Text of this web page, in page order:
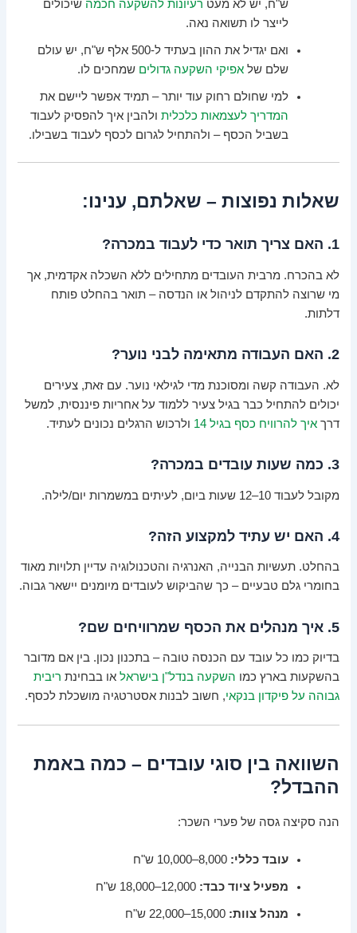
ש"ח, יש לא מעט רעיונות להשקעה חכמה שיכולים
לייצר לו תשואה נאה.
ואם יגדיל את ההון בעתיד ל-500 אלף ש"ח, יש עולם
שלם שלאפיקי השקעה גדולים שמחכים לו.
למי שחולם רחוק עוד יותר – תמיד אפשר ליישם את
המדריך לעצמאות כלכלית ולהבין איך להפסיק לעבוד
בשביל הכסף – ולהתחיל לגרום לכסף לעבוד בשבילו.
שאלות נפוצות – שאלתם, ענינו:
1. האם צריך תואר כדי לעבוד במכרה?
לא בהכרח. מרבית העובדים מתחילים ללא השכלה אקדמית, אך
מי שרוצה להתקדם לניהול או הנדסה – תואר בהחלט פותח
דלתות.
2. האם העבודה מתאימה לבני נוער?
לא. העבודה קשה ומסוכנת מדי לגילאי נוער. עם זאת, צעירים
יכולים להתחיל כבר בגיל צעיר ללמוד על אחריות פיננסית, למשל
דרךאיך להרוויח כסף בגיל 14 ולרכוש הרגלים נכונים לעתיד.
3. כמה שעות עובדים במכרה?
מקובל לעבוד 10–12 שעות ביום, לעיתים במשמרות יום/לילה.
4. האם יש עתיד למקצוע הזה?
בהחלט. תעשיות הבנייה, האנרגיה והטכנולוגיה עדיין תלויות מאוד
בחומרי גלם טבעיים – כך שהביקוש לעובדים מיומנים יישאר גבוה.
5. איך מנהלים את הכסף שמרוויחים שם?
בדיוק כמו כל עובד עם הכנסה טובה – בתכנון נכון. בין אם מדובר
בהשקעות בארץ כמו השקעה בנדל"ן בישראל או בבחינת ריבית
גבוהה על פיקדון בנקאי, חשוב לבנות אסטרטגיה מושכלת לכסף.
השוואה בין סוגי עובדים – כמה באמת
ההבדל?
הנה סקיצה גסה של פערי השכר:
עובד כללי: 8,000–10,000 ש"ח
מפעיל ציוד כבד: 12,000–18,000 ש"ח
מנהל צוות: 15,000–22,000 ש"ח